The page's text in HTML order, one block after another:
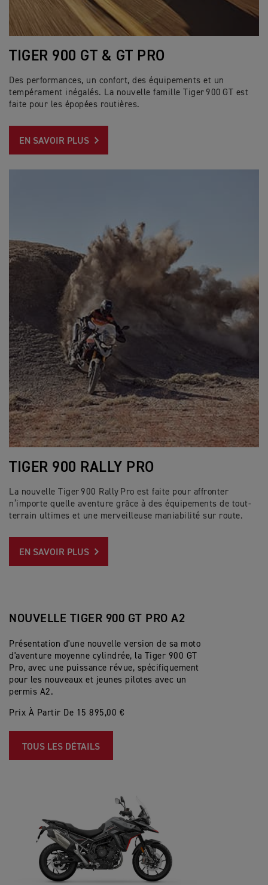
TIGER 900 GT & GT PRO
Des performances, un confort, des équipements et un
tempérament inégalés. La nouvelle famille Tiger 900 GT est
faite pour les épopées routières.
EN SAVOIR PLUS
TIGER 900 RALLY PRO
La nouvelle Tiger 900 Rally Pro est faite pour affronter
n’importe quelle aventure grâce à des équipements de tout-
terrain ultimes et une merveilleuse maniabilité sur route.
EN SAVOIR PLUS
NOUVELLE TIGER 900 GT PRO A2
Présentation d'une nouvelle version de sa moto
d'aventure moyenne cylindrée, la Tiger 900 GT
Pro, avec une puissance révue, spécifiquement
pour les nouveaux et jeunes pilotes avec un
permis A2.
Prix À Partir De 15 895,00 €
TOUS LES DÉTAILS